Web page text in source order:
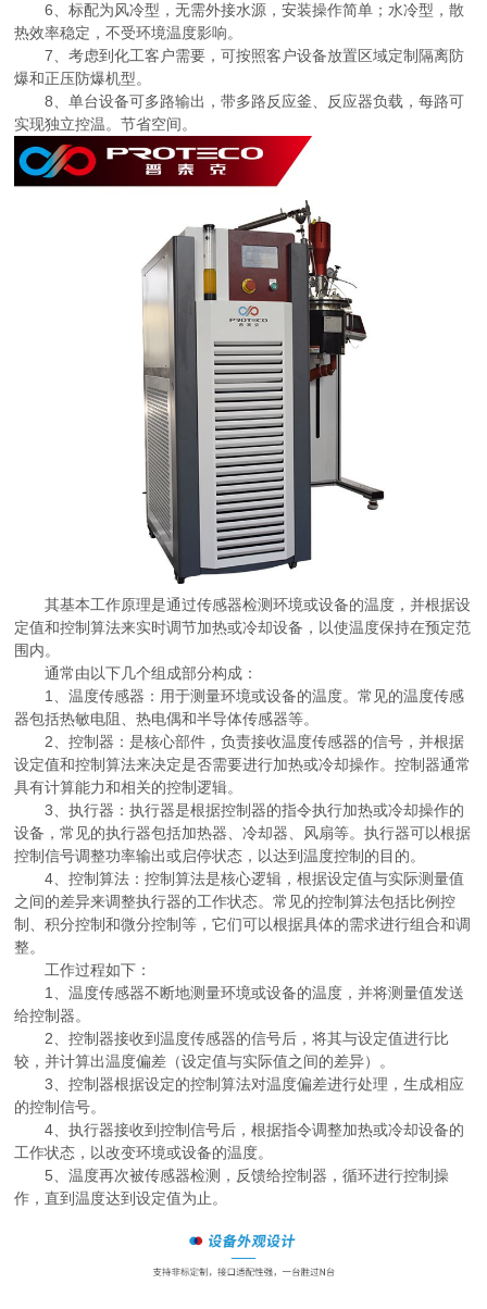
6、标配为风冷型，无需外接水源，安装操作简单；水冷型，散
热效率稳定，不受环境温度影响。
7、考虑到化工客户需要，可按照客户设备放置区域定制隔离防
爆和正压防爆机型。
8、单台设备可多路输出，带多路反应釜、反应器负载，每路可
实现独立控温。节省空间。
其基本工作原理是通过传感器检测环境或设备的温度，并根据设
定值和控制算法来实时调节加热或冷却设备，以使温度保持在预定范
围内。
通常由以下几个组成部分构成：
1、温度传感器：用于测量环境或设备的温度。常见的温度传感
器包括热敏电阻、热电偶和半导体传感器等。
2、控制器：是核心部件，负责接收温度传感器的信号，并根据
设定值和控制算法来决定是否需要进行加热或冷却操作。控制器通常
具有计算能力和相关的控制逻辑。
3、执行器：执行器是根据控制器的指令执行加热或冷却操作的
设备，常见的执行器包括加热器、冷却器、风扇等。执行器可以根据
控制信号调整功率输出或启停状态，以达到温度控制的目的。
4、控制算法：控制算法是核心逻辑，根据设定值与实际测量值
之间的差异来调整执行器的工作状态。常见的控制算法包括比例控
制、积分控制和微分控制等，它们可以根据具体的需求进行组合和调
整。
工作过程如下：
1、温度传感器不断地测量环境或设备的温度，并将测量值发送
给控制器。
2、控制器接收到温度传感器的信号后，将其与设定值进行比
较，并计算出温度偏差（设定值与实际值之间的差异）。
3、控制器根据设定的控制算法对温度偏差进行处理，生成相应
的控制信号。
4、执行器接收到控制信号后，根据指令调整加热或冷却设备的
工作状态，以改变环境或设备的温度。
5、温度再次被传感器检测，反馈给控制器，循环进行控制操
作，直到温度达到设定值为止。